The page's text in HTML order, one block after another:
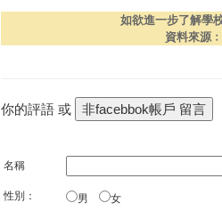
如欲進一步了解學
資料來源﹕
你的評語 或
名稱
性別： 男 女